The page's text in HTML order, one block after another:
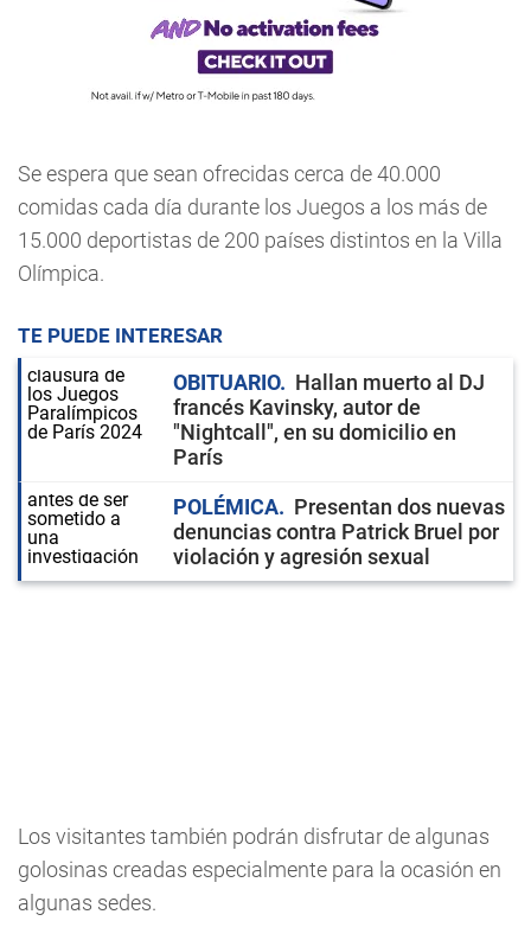
Se espera que sean ofrecidas cerca de 40.000
comidas cada día durante los Juegos a los más de
15.000 deportistas de 200 países distintos en la Villa
Olímpica.
TE PUEDE INTERESAR
OBITUARIO
Hallan muerto al DJ
francés Kavinsky, autor de
"Nightcall", en su domicilio en
París
POLÉMICA
Presentan dos nuevas
denuncias contra Patrick Bruel por
violación y agresión sexual
Los visitantes también podrán disfrutar de algunas
golosinas creadas especialmente para la ocasión en
algunas sedes.